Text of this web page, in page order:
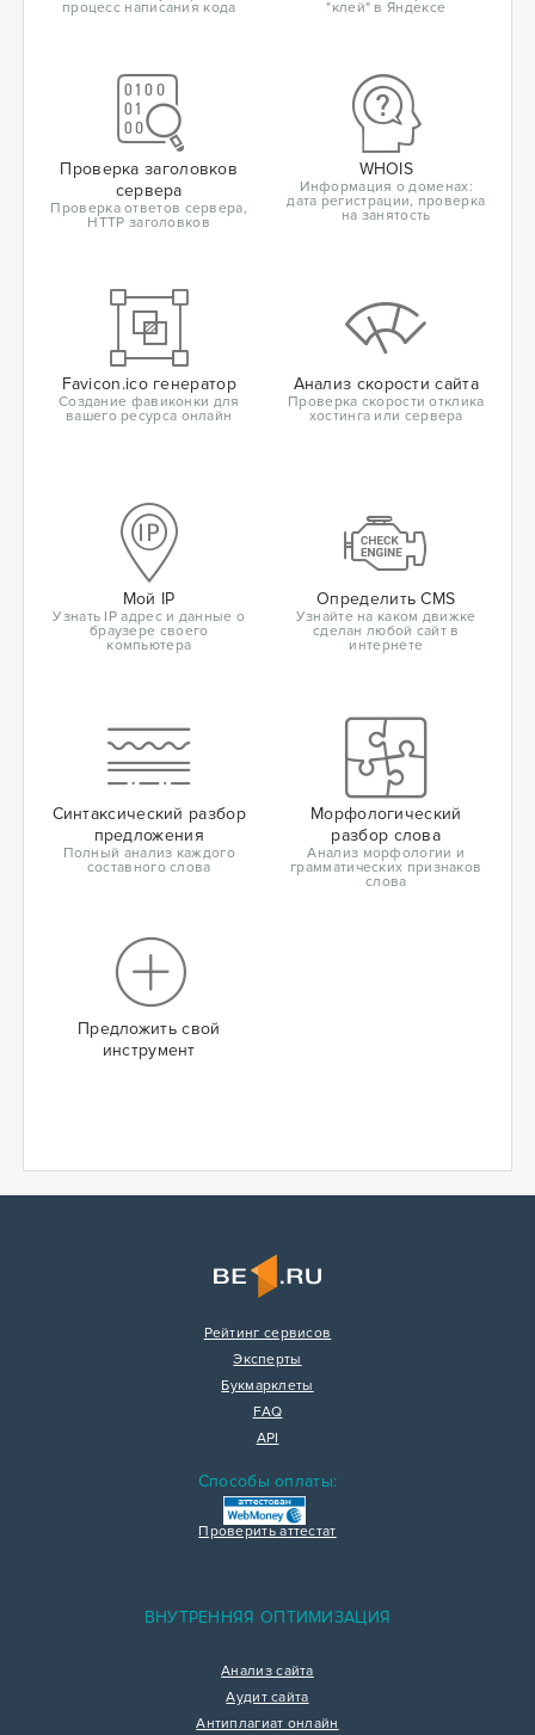
процесс написания кода
"клей" в Яндексе
Проверка заголовков
сервера
Проверка ответов сервера,
HTTP заголовков
WHOIS
Информация о доменах:
дата регистрации, проверка
на занятость
Favicon.ico генератор
Создание фавиконки для
вашего ресурса онлайн
Анализ скорости сайта
Проверка скорости отклика
хостинга или сервера
Мой IP
Узнать IP адрес и данные о
браузере своего
компьютера
Определить CMS
Узнайте на каком движке
сделан любой сайт в
интернете
Синтаксический разбор
предложения
Полный анализ каждого
составного слова
Морфологический
разбор слова
Анализ морфологии и
грамматических признаков
слова
Предложить свой
инструмент
Рейтинг сервисов
Эксперты
Букмарклеты
FAQ
API
Способы оплаты:
Проверить аттестат
ВНУТРЕННЯЯ ОПТИМИЗАЦИЯ
Анализ сайта
Аудит сайта
Антиплагиат онлайн